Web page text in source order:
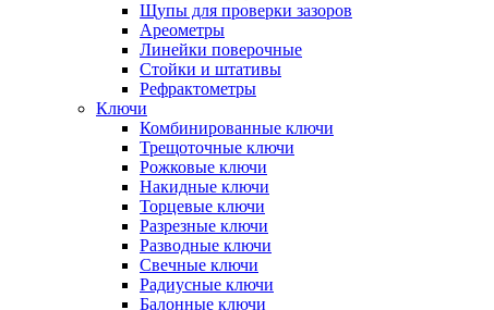
Щупы для проверки зазоров
Ареометры
Линейки поверочные
Стойки и штативы
Рефрактометры
Ключи
Комбинированные ключи
Трещоточные ключи
Рожковые ключи
Накидные ключи
Торцевые ключи
Разрезные ключи
Разводные ключи
Свечные ключи
Радиусные ключи
Балонные ключи